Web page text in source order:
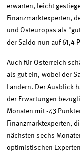
erwarten, leicht
Finanzmarktexperten,
und Osteuropas als
der Saldo nun auf 61,4
Auch für Österreich
als gut ein, wobei der
Ländern. Der Ausblick
der Erwartungen
Monaten mit -7,3
Finanzmarktexperten,
nächsten sechs
optimistischen